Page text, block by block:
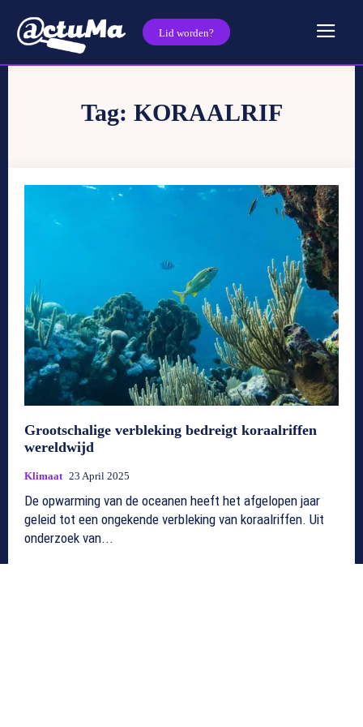
Lid worden?
Tag: KORAALRIF
Grootschalige verbleking bedreigt koraalriffen
wereldwijd
Klimaat 23 April 2025
De opwarming van de oceanen heeft het afgelopen jaar
geleid tot een ongekende verbleking van koraalriffen. Uit
onderzoek van...